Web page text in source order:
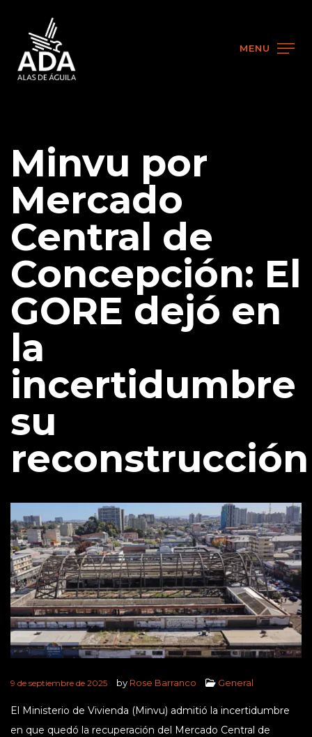
MENU
Minvu por
Mercado
Central de
Concepción: El
GORE dejó en
la
incertidumbre
su
reconstrucción
9 de septiembre de 2025 by Rose Barranco General
El Ministerio de Vivienda (Minvu) admitió la incertidumbre
en que quedó la recuperación del Mercado Central de